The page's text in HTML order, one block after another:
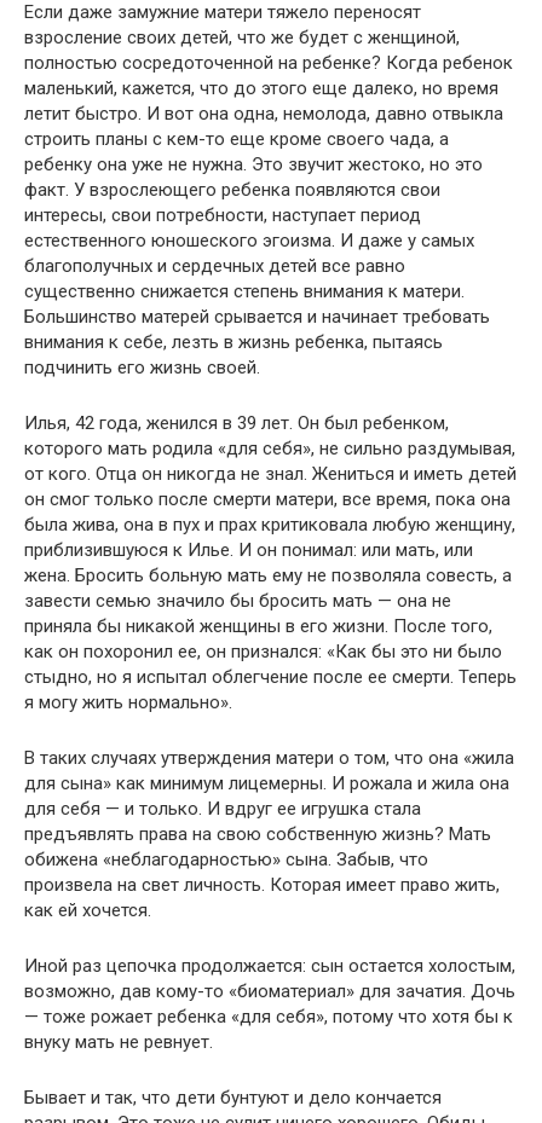
Если даже замужние матери тяжело переносят
взросление своих детей, что же будет с женщиной,
полностью сосредоточенной на ребенке? Когда ребенок
маленький, кажется, что до этого еще далеко, но время
летит быстро. И вот она одна, немолода, давно отвыкла
строить планы с кем-то еще кроме своего чада, а
ребенку она уже не нужна. Это звучит жестоко, но это
факт. У взрослеющего ребенка появляются свои
интересы, свои потребности, наступает период
естественного юношеского эгоизма. И даже у самых
благополучных и сердечных детей все равно
существенно снижается степень внимания к матери.
Большинство матерей срывается и начинает требовать
внимания к себе, лезть в жизнь ребенка, пытаясь
подчинить его жизнь своей.
Илья, 42 года, женился в 39 лет. Он был ребенком,
которого мать родила «для себя», не сильно раздумывая,
от кого. Отца он никогда не знал. Жениться и иметь детей
он смог только после смерти матери, все время, пока она
была жива, она в пух и прах критиковала любую женщину,
приблизившуюся к Илье. И он понимал: или мать, или
жена. Бросить больную мать ему не позволяла совесть, а
завести семью значило бы бросить мать — она не
приняла бы никакой женщины в его жизни. После того,
как он похоронил ее, он признался: «Как бы это ни было
стыдно, но я испытал облегчение после ее смерти. Теперь
я могу жить нормально».
В таких случаях утверждения матери о том, что она «жила
для сына» как минимум лицемерны. И рожала и жила она
для себя — и только. И вдруг ее игрушка стала
предъявлять права на свою собственную жизнь? Мать
обижена «неблагодарностью» сына. Забыв, что
произвела на свет личность. Которая имеет право жить,
как ей хочется.
Иной раз цепочка продолжается: сын остается холостым,
возможно, дав кому-то «биоматериал» для зачатия. Дочь
— тоже рожает ребенка «для себя», потому что хотя бы к
внуку мать не ревнует.
Бывает и так, что дети бунтуют и дело кончается